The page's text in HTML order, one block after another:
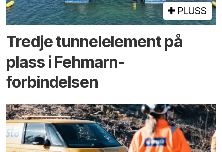
PLUSS
Tredje tunnel­element på
plass i Fehmarn-
forbindelsen